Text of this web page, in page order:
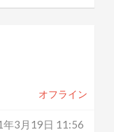
オフライン
年3月19日 11:56